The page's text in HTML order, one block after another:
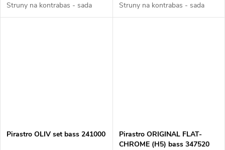
Struny na kontrabas - sada Struny na kontrabas - sada
Pirastro OLIV set bass 241000
Pirastro ORIGINAL FLAT-
CHROME (H5) bass 347520